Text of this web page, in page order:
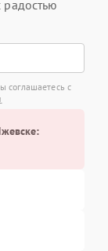
соглашаетесь с